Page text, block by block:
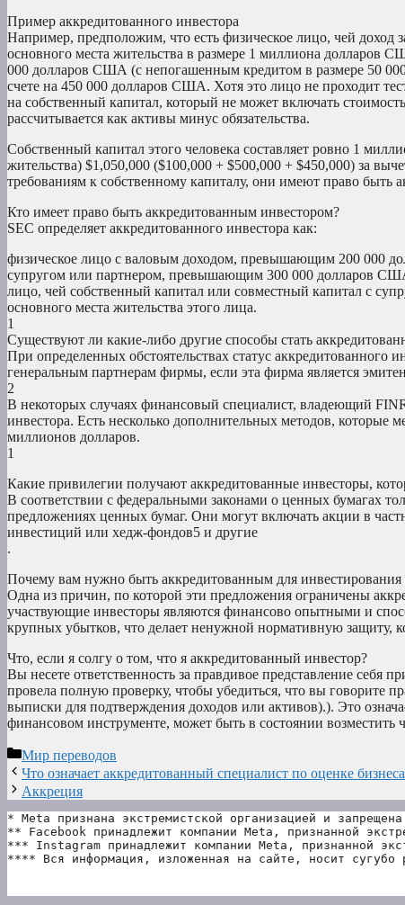
Пример аккредитованного инвестора
Например, предположим, что есть физическое лицо, чей доход
основного места жительства в размере 1 миллиона
000 долларов США (с непогашенным кредитом в размере 50
счете на 450 000 долларов США. Хотя это лицо не проходит
на собственный капитал, который не может включать
рассчитывается как активы минус обязательства.
Собственный капитал этого человека составляет ровно 1
жительства) $1,050,000 ($100,000 + $500,000 + $450,000) за
требованиям к собственному капиталу, они имеют право быть
Кто имеет право быть аккредитованным инвестором?
SEC определяет аккредитованного инвестора как:
физическое лицо с валовым доходом, превышающим 200 000
супругом или партнером, превышающим 300 000 долларов
лицо, чей собственный капитал или совместный капитал с
основного места жительства этого лица.
1
Существуют ли какие-либо другие способы стать
При определенных обстоятельствах статус
генеральным партнерам фирмы, если эта фирма является
2
В некоторых случаях финансовый специалист, владеющий
инвестора. Есть несколько дополнительных методов, которые
миллионов долларов.
1
Какие привилегии получают аккредитованные инвесторы,
В соответствии с федеральными законами о ценных бумагах
предложениях ценных бумаг. Они могут включать акции в
инвестиций или хедж-фондов5 и другие
.
Почему вам нужно быть аккредитованным для
Одна из причин, по которой эти предложения ограничены
участвующие инвесторы являются финансово опытными и
крупных убытков, что делает ненужной нормативную защиту,
Что, если я солгу о том, что я аккредитованный инвестор?
Вы несете ответственность за правдивое представление себя
провела полную проверку, чтобы убедиться, что вы говорите
выписки для подтверждения доходов или активов).). Это
финансовом инструменте, может быть в состоянии возместить
Рубрики
Мир переводов
Что означает аккредитованный специалист по оценке
Аккреция
* Meta признана экстремистской организацией и
** Facebook принадлежит компании Meta, признанной
*** Instagram принадлежит компании Meta, признанной
**** Вся информация, изложенная на сайте, носит сугубо